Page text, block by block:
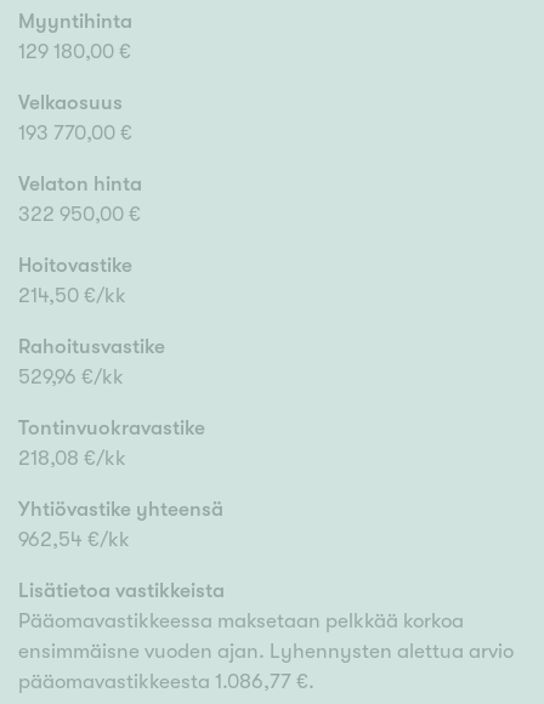
Myyntihinta
129 180,00 €
Velkaosuus
193 770,00 €
Velaton hinta
322 950,00 €
Hoitovastike
214,50 €/kk
Rahoitusvastike
529,96 €/kk
Tontinvuokravastike
218,08 €/kk
Yhtiövastike yhteensä
962,54 €/kk
Lisätietoa vastikkeista
Pääomavastikkeessa maksetaan pelkkää korkoa
ensimmäisne vuoden ajan. Lyhennysten alettua arvio
pääomavastikkeesta 1.086,77 €.